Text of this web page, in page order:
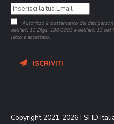
Autorizzo il trattamento dei dati
dell’art. 13 Dlgs. 196/2003 e dell’art. 13
letto e accettato.
ISCRIVITI
Copyright 2021-2026 FSHD